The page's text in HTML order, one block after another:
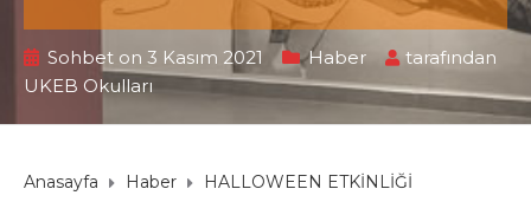
Sohbet on 3 Kasım 2021 Haber
tarafından
UKEB Okulları
Anasayfa Haber HALLOWEEN ETKİNLİĞİ